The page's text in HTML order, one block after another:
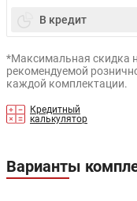
В кредит
*Максимальная скидка
рекомендуемой
каждой комплектации.
Кредитный
калькулятор
Варианты